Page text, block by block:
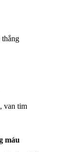
van tim
máu